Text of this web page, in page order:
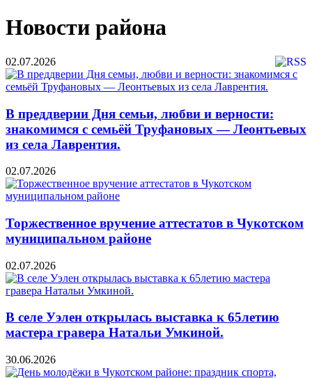
Новости района
02.07.2026
В преддверии Дня семьи, любви и верности:
знакомимся с семьёй Труфановых — Леонтьевых
из села Лаврентия.
02.07.2026
Торжественное вручение аттестатов в Чукотском
муниципальном районе
02.07.2026
В селе Уэлен открылась выставка к 65летию
мастера гравера Натальи Умкиной.
30.06.2026